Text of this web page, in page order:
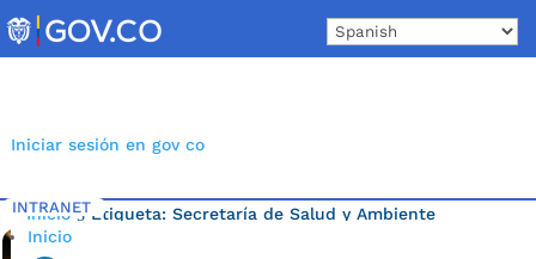
to
content
Iniciar sesión en gov co
INTRANET
Inicio
Inicio 5 Etiqueta: Secretaría de Salud y Ambiente
Bucaramanga